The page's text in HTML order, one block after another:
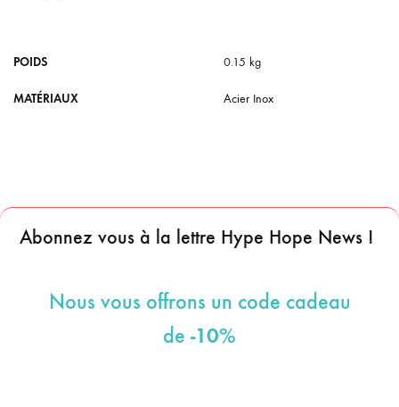
POIDS 0.15 kg
MATÉRIAUX Acier Inox
Abonnez vous à la lettre Hype Hope News !
Nous vous offrons un code cadeau
de -10%